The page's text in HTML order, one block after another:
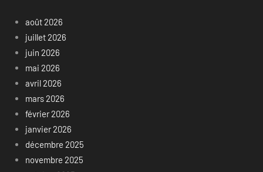
août 2026
juillet 2026
juin 2026
mai 2026
avril 2026
mars 2026
février 2026
janvier 2026
décembre 2025
novembre 2025